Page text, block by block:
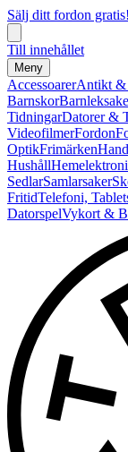
Sälj ditt fordon
Till innehållet
Meny
AccessoarerAntikt &
Barnskor
TidningarDatorer &
VideofilmerFordon
OptikFrimärken
Hushåll
SedlarSamlarsaker
FritidTelefoni,
DatorspelVykort &